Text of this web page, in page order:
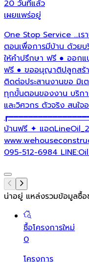
20 วันที่แล้ว
เผยแพร่อยู่
One Stop Service ...เ
ตอนเพื่อการมีบ้าน ด้วยบ
ให้คำปรึกษา ฟรี ● ออก
ฟรี ● ขออนุญาติปลูกสร้
ติดต่อประสานงานขอ มิเ
ทุกขั้นตอนของงาน บริก
และวิศวกร ตัวจริง สนใจ
บ้านฟรี ✦ แอด
095-512-6984
น่าอยู่ แหล่งรวมข้อมูลซื้อ
ซื้อโครงการใหม่
0
โครงการ